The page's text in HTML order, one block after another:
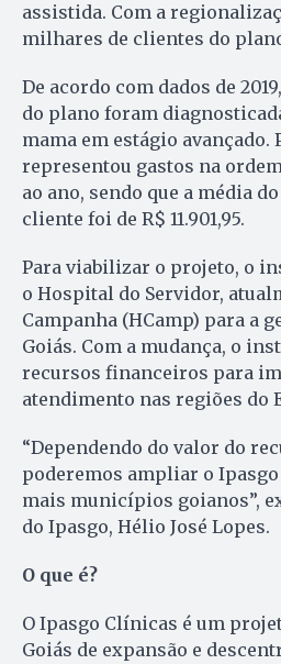
assistida. Com a
milhares de clientes do
De acordo com dados de
do plano foram
mama em estágio
representou gastos na ordem
ao ano, sendo que a média
cliente foi de R$ 11.901,95.
Para viabilizar o projeto, o
o Hospital do Servidor,
Campanha (HCamp) para a
Goiás. Com a mudança, o
recursos financeiros para
atendimento nas regiões do
“Dependendo do valor do
poderemos ampliar o
mais municípios goianos”,
do Ipasgo, Hélio José Lopes.
O que é?
O Ipasgo Clínicas é um
Goiás de expansão e